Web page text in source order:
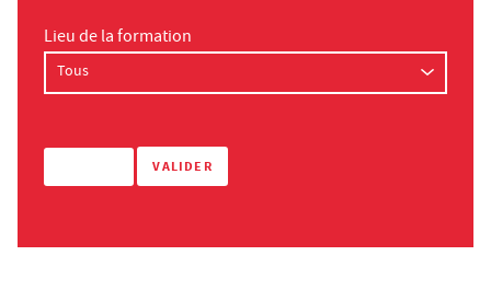
Lieu de la formation